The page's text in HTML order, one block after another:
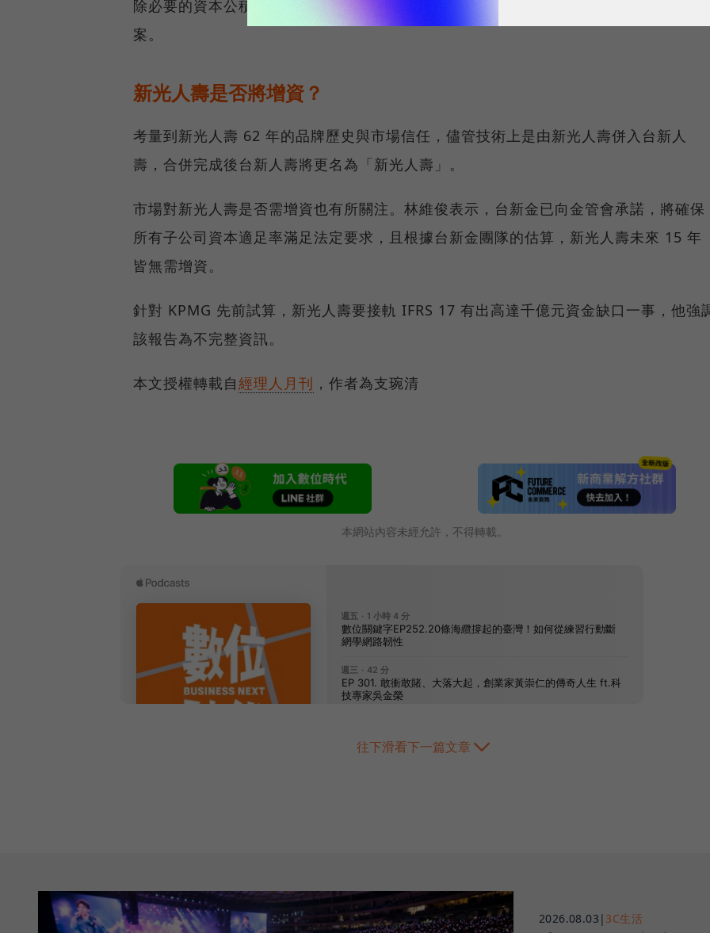
除必要的資本公積後，具備發放每股超過 1 元的能力，將視資本需求及市場競爭力定
案。
新光人壽是否將增資？
考量到新光人壽 62 年的品牌歷史與市場信任，儘管技術上是由新光人壽併入台新人
壽，合併完成後台新人壽將更名為「新光人壽」。
市場對新光人壽是否需增資也有所關注。林維俊表示，台新金已向金管會承諾，將確保
所有子公司資本適足率滿足法定要求，且根據台新金團隊的估算，新光人壽未來 15 年
皆無需增資。
針對 KPMG 先前試算，新光人壽要接軌 IFRS 17 有出高達千億元資金缺口一事，他強
該報告為不完整資訊。
本文授權轉載自經理人月刊 ，作者為支琬清
本網站內容未經允許，不得轉載。
往下滑看下一篇文章
2026.08.03 | 3C生活